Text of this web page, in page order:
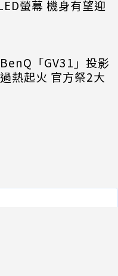
螢幕 機身有望迎
「GV31」投影
熱起火 官方祭2大